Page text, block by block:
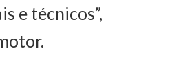
e técnicos”,